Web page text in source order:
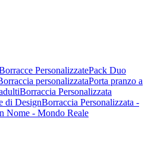
PersonalizzatePack Duo
personalizzataPorta pranzo a
Borraccia Personalizzata
di DesignBorraccia Personalizzata -
Nome - Mondo Reale